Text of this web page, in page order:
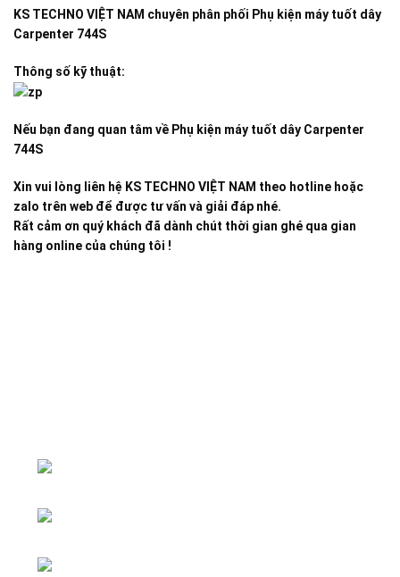
KS TECHNO VIỆT NAM chuyên phân phối Phụ kiện máy tuốt dây
Carpenter 744S
Thông số kỹ thuật:
Nếu bạn đang quan tâm về Phụ kiện máy tuốt dây Carpenter
744S
Xin vui lòng liên hệ KS TECHNO VIỆT NAM theo hotline hoặc
zalo trên web để được tư vấn và giải đáp nhé.
Rất cảm ơn quý khách đã dành chút thời gian ghé qua gian
hàng online của chúng tôi !